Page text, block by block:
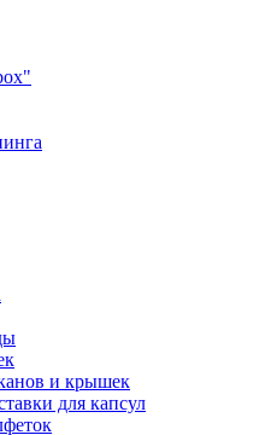
и крышек
для капсул